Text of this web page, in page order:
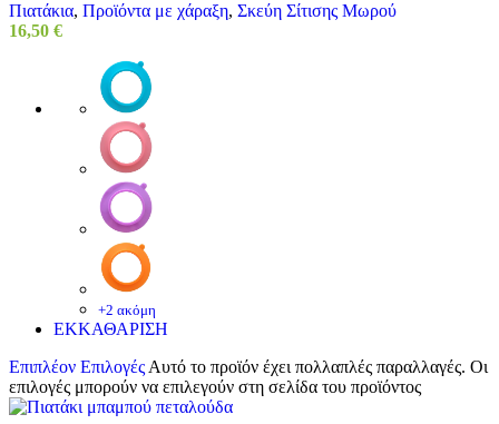
Πιατάκια, Προϊόντα με χάραξη, Σκεύη Σίτισης Μωρού
16,50 €
+2 ακόμη
ΕΚΚΑΘΑΡΙΣΗ
Επιπλέον Επιλογές Αυτό το προϊόν έχει πολλαπλές παραλλαγές. Οι
επιλογές μπορούν να επιλεγούν στη σελίδα του προϊόντος